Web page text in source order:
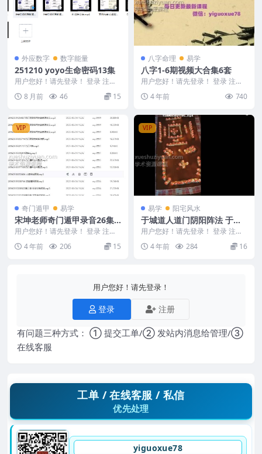
外应数字 数字能量
251210 yoyo生命密码13集
用户您好！请先登录！ 登录 注册
yoyo生命密码13集 251210 1号性
格...8 月前 46 15
八字命理 易学
八字1-6期视频大合集6套
用户您好！请先登录！ 登录 注册
八字1-6期合集 不提供下载 仅标记
编号：2...
4 年前 740
VIP
奇门遁甲 易学
宋坤老师奇门遁甲录音26集
+视频23集，百度网盘下载，
阿里云盘下载
用户您好！请先登录！ 登录 注册
编号：F5405 20160425201354...
4 年前 206 15
VIP
易学 阳宅风水
于城道人道门阴阳阵法 于成
道人2020年5月道门阴阳风水
阵法微信班录音6集课程图
用户您好！请先登录！ 登录 注册
于城道道门阴阳阵法 于城道道门
阴阳阵法 于成...
4 年前 284 16
用户您好！请先登录！
登录 注册
有问题三种方式： ① 提交工单/② 发站内消息给管理/③
在线客服
工单 / 在线客服 / 私信
优先处理
yiguoxue78